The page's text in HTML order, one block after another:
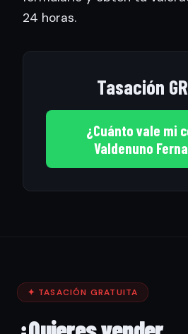
24 horas.
Tasación
¿Cuánto vale mi
Valdenuno
✦ TASACIÓN GRATUITA